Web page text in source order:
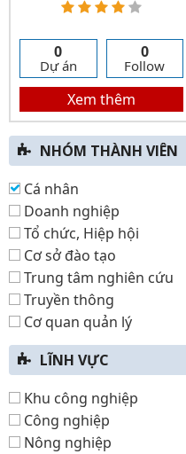
0
Dự án
0
Follow
Xem thêm
NHÓM THÀNH VIÊN
Cá nhân
Doanh nghiệp
Tổ chức, Hiệp hội
Cơ sở đào tạo
Trung tâm nghiên cứu
Truyền thông
Cơ quan quản lý
LĨNH VỰC
Khu công nghiệp
Công nghiệp
Nông nghiệp